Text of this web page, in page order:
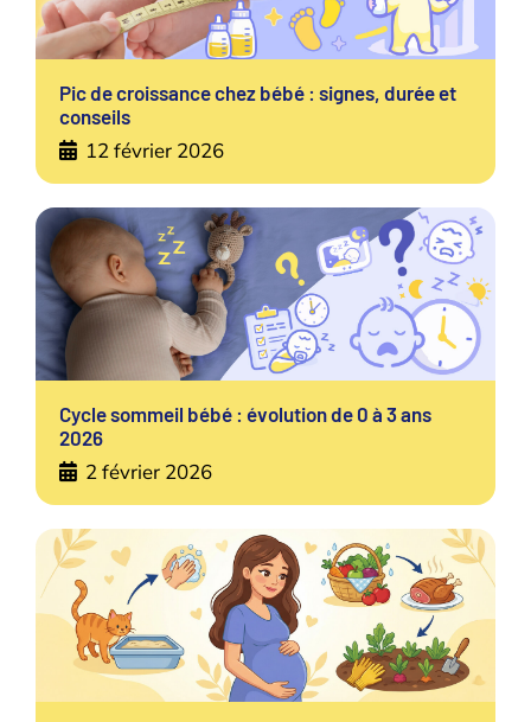
Pic de croissance chez bébé : signes, durée et
conseils
12 février 2026
Cycle sommeil bébé : évolution de 0 à 3 ans
2026
2 février 2026